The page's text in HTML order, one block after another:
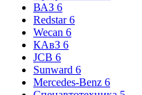
ВАЗ 6
Redstar 6
Wecan 6
КАвЗ 6
JCB 6
Sunward 6
Mercedes-Benz 6